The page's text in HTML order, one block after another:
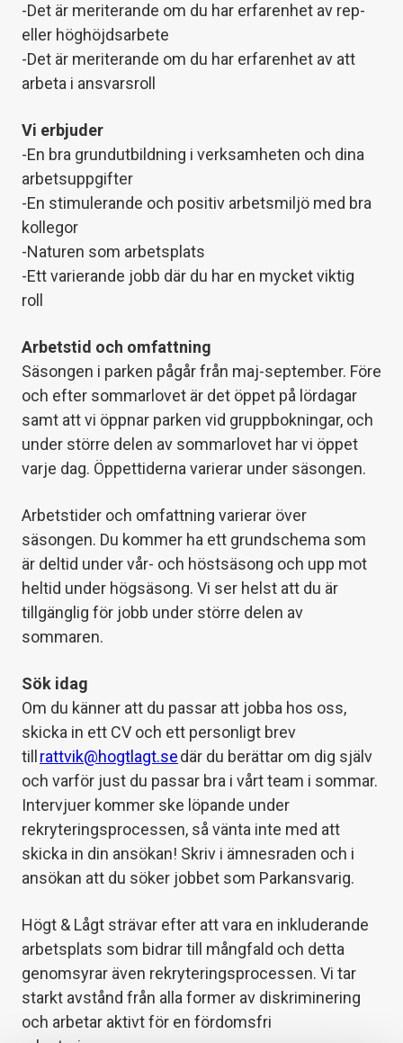
-Det är meriterande om du har erfarenhet av rep-
eller höghöjdsarbete
-Det är meriterande om du har erfarenhet av att
arbeta i ansvarsroll
Vi erbjuder
-En bra grundutbildning i verksamheten och dina
arbetsuppgifter
-En stimulerande och positiv arbetsmiljö med bra
kollegor
-Naturen som arbetsplats
-Ett varierande jobb där du har en mycket viktig
roll
Arbetstid och omfattning
Säsongen i parken pågår från maj-september. Före
och efter sommarlovet är det öppet på lördagar
samt att vi öppnar parken vid gruppbokningar, och
under större delen av sommarlovet har vi öppet
varje dag. Öppettiderna varierar under säsongen.
Arbetstider och omfattning varierar över
säsongen. Du kommer ha ett grundschema som
är deltid under vår- och höstsäsong och upp mot
heltid under högsäsong. Vi ser helst att du är
tillgänglig för jobb under större delen av
sommaren.
Sök idag
Om du känner att du passar att jobba hos oss,
skicka in ett CV och ett personligt brev
till rattvik@hogtlagt.sedär du berättar om dig själv
och varför just du passar bra i vårt team i sommar.
Intervjuer kommer ske löpande under
rekryteringsprocessen, så vänta inte med att
skicka in din ansökan! Skriv i ämnesraden och i
ansökan att du söker jobbet som Parkansvarig.
Högt & Lågt strävar efter att vara en inkluderande
arbetsplats som bidrar till mångfald och detta
genomsyrar även rekryteringsprocessen. Vi tar
starkt avstånd från alla former av diskriminering
och arbetar aktivt för en fördomsfri